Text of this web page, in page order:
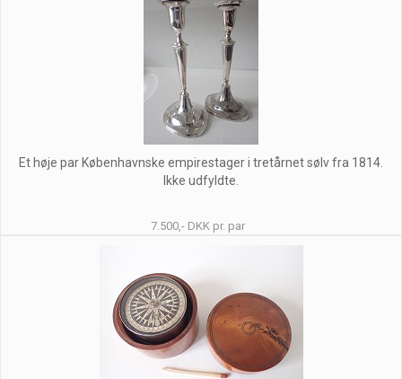
Et høje par Københavnske empirestager i tretårnet sølv fra 1814.
Ikke udfyldte.
7.500,- DKK pr. par